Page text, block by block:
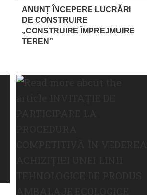
ANUNȚ ÎNCEPERE LUCRĂRI
DE CONSTRUIRE
„CONSTRUIRE ÎMPREJMUIRE
TEREN”